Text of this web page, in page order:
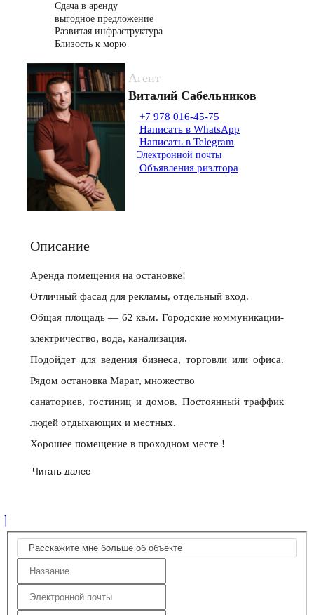
Сдача в аренду
выгодное предложение
Развитая инфраструктура
Близость к морю
Агент
Виталий Сабельников
+7 978 016-45-75
Написать в WhatsApp
Написать в Telegram
Электронной почты
Объявления риэлтора
Описание
Аренда помещения на остановке!
Отличный фасад для рекламы, отдельный вход.
Общая площадь — 62 кв.м. Городские коммуникации-
электричество, вода, канализация.
Подойдет для ведения бизнеса, торговли или офиса.
Рядом остановка Марат, множество
санаториев, гостиниц и домов. Постоянный траффик
людей отдыхающих и местных.
Хорошее помещение в проходном месте !
Читать далее